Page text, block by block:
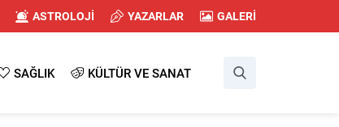
ASTROLOJİ YAZARLAR GALERİ
SAĞLIK KÜLTÜR VE SANAT